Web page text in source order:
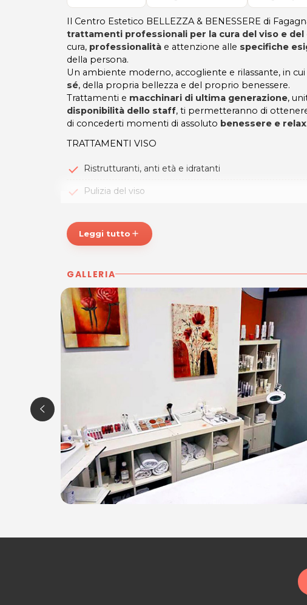
Il Centro Estetico BELLEZZA & BENESSERE di
trattamenti professionali per la cura del viso e del
cura, professionalità e attenzione alle specifiche
della persona.
Un ambiente moderno, accogliente e rilassante, in cui
sé, della propria bellezza e del proprio benessere.
Trattamenti e macchinari di ultima generazione,
disponibilità dello staff, ti permetteranno di
di concederti momenti di assoluto benessere e relax
TRATTAMENTI VISO
Ristrutturanti, anti età e idratanti
Pulizia del viso
Anticellulite, drenanti e tonificanti
Manicure
Depilazione
Fotoepilazione con Laser a Diodo
Pressoterapia
Solarium con lettino abbronzante
BELLEZZA & BENESSERE, il tuo paradiso di bellezza, a
ORARI
Lunedì: 14.00 - 19.00
Martedì e Mercoledì: 9.00 -12.00 / 14.00 - 19.00
Giovedì e Venerdì: 10.00 - 19.00
BELLEZZA & BENESSERE
Leggi tutto add
GALLERIA